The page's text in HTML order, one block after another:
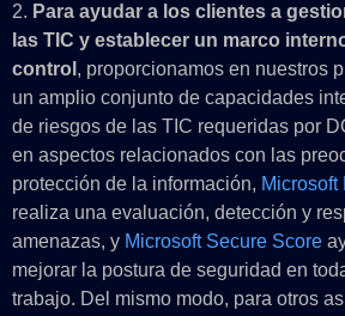
2. Para ayudar a los clientes a
las TIC y establecer un marco
control , proporcionamos en nuestros
un amplio conjunto de capacidades
de riesgos de las TIC requeridas por
en aspectos relacionados con las
protección de la información, Microsoft
realiza una evaluación, detección y
amenazas, y Microsoft Secure Score
mejorar la postura de seguridad en
trabajo. Del mismo modo, para otros